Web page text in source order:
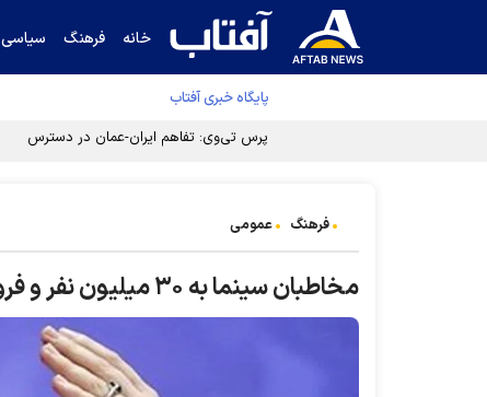
خانه فرهنگ سیاسی
پایگاه خبری آفتاب
پرس تی‌وی: تفاهم ایران-عمان در دسترس است
فرهنگ عمومی
مخاطبان سینما به ۳۰ میلیون نفر و فروش فیلم‌ها هزار میلیارد تومان می‌شود